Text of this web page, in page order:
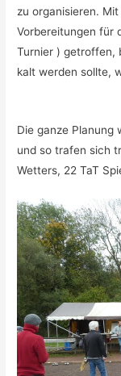
zu organisieren.
Vorbereitungen für
Turnier ) getroffen,
kalt werden sollte,
Die ganze Planung
und so trafen sich
Wetters, 22 TaT